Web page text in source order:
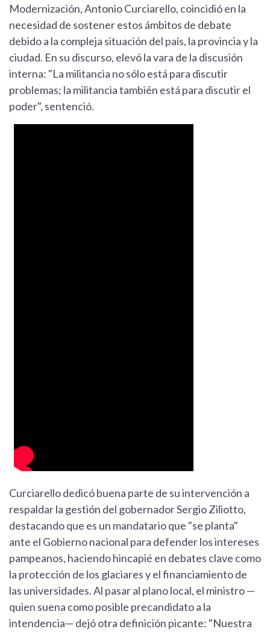
Modernización, Antonio Curciarello, coincidió en la
necesidad de sostener estos ámbitos de debate
debido a la compleja situación del país, la provincia y la
ciudad. En su discurso, elevó la vara de la discusión
interna: "La militancia no sólo está para discutir
problemas; la militancia también está para discutir el
poder", sentenció.
Curciarello dedicó buena parte de su intervención a
respaldar la gestión del gobernador Sergio Ziliotto,
destacando que es un mandatario que "se planta"
ante el Gobierno nacional para defender los intereses
pampeanos, haciendo hincapié en debates clave como
la protección de los glaciares y el financiamiento de
las universidades. Al pasar al plano local, el ministro —
quien suena como posible precandidato a la
intendencia— dejó otra definición picante: "Nuestra